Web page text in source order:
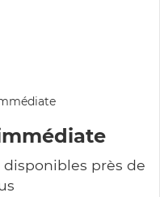
près de